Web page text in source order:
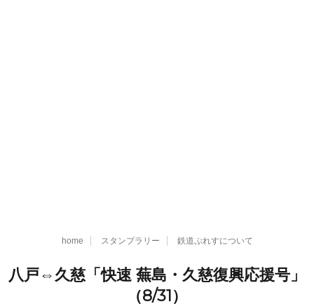
home スタンプラリー 鉄道ぷれすについて
八戸⇔久慈「快速 蕪島・久慈復興応援号」
（8/31）